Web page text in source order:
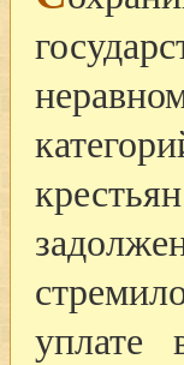
уплате